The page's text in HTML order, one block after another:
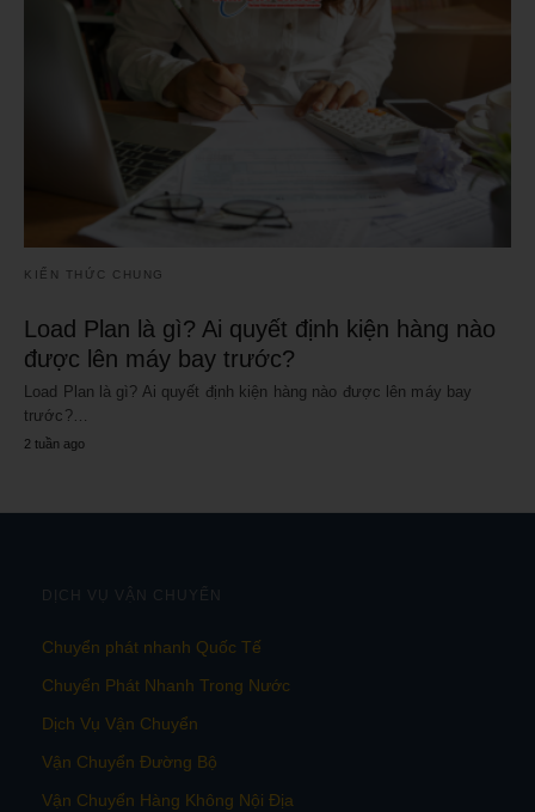
KIẾN THỨC CHUNG
Load Plan là gì? Ai quyết định kiện hàng nào
được lên máy bay trước?
Load Plan là gì? Ai quyết định kiện hàng nào được lên máy bay
trước?…
2 tuần ago
DỊCH VỤ VẬN CHUYỂN
Chuyển phát nhanh Quốc Tế
Chuyển Phát Nhanh Trong Nước
Dịch Vụ Vận Chuyển
Vận Chuyển Đường Bộ
Vận Chuyển Hàng Không Nội Địa